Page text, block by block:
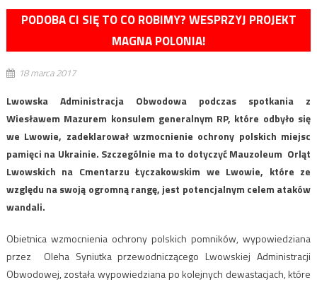
PODOBA CI SIĘ TO CO ROBIMY? WESPRZYJ PROJEKT
MAGNA POLONIA!
18 marca 2017
Lwowska Administracja Obwodowa podczas spotkania z
Wiesławem Mazurem konsulem generalnym RP, które odbyło się
we Lwowie, zadeklarował wzmocnienie ochrony polskich miejsc
pamięci na Ukrainie. Szczególnie ma to dotyczyć Mauzoleum Orląt
Lwowskich na Cmentarzu Łyczakowskim we Lwowie, które ze
względu na swoją ogromną rangę, jest potencjalnym celem ataków
wandali.
Obietnica wzmocnienia ochrony polskich pomników, wypowiedziana
przez Oleha Syniutka przewodniczącego Lwowskiej Administracji
Obwodowej, została wypowiedziana po kolejnych dewastacjach, które